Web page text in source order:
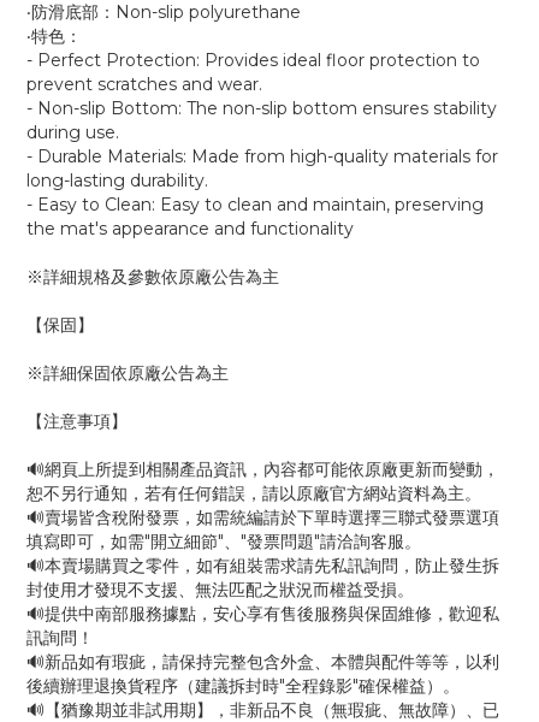
‧防滑底部：Non-slip polyurethane
‧特色：
- Perfect Protection: Provides ideal floor protection to
prevent scratches and wear.
- Non-slip Bottom: The non-slip bottom ensures stability
during use.
- Durable Materials: Made from high-quality materials for
long-lasting durability.
- Easy to Clean: Easy to clean and maintain, preserving
the mat's appearance and functionality
※詳細規格及參數依原廠公告為主
【保固】
※詳細保固依原廠公告為主
【注意事項】
🔊網頁上所提到相關產品資訊，內容都可能依原廠更新而變動，
恕不另行通知，若有任何錯誤，請以原廠官方網站資料為主。
🔊賣場皆含稅附發票，如需統編請於下單時選擇三聯式發票選項
填寫即可，如需"開立細節"、"發票問題"請洽詢客服。
🔊本賣場購買之零件，如有組裝需求請先私訊詢問，防止發生拆
封使用才發現不支援、無法匹配之狀況而權益受損。
🔊提供中南部服務據點，安心享有售後服務與保固維修，歡迎私
訊詢問！
🔊新品如有瑕疵，請保持完整包含外盒、本體與配件等等，以利
後續辦理退換貨程序（建議拆封時"全程錄影"確保權益）。
🔊【猶豫期並非試用期】，非新品不良（無瑕疵、無故障）、已